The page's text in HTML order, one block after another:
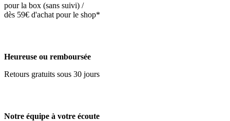
pour la box (sans suivi) /
dès 59€ d'achat pour le shop*
Heureuse ou remboursée
Retours gratuits sous 30 jours
Notre équipe à votre écoute